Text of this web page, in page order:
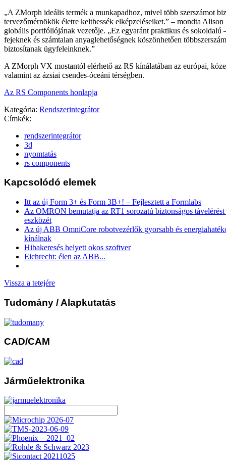
„A ZMorph ideális termék a munkapadhoz, mivel több szerszámot
tervezőmérnökök életre kelthessék elképzeléseiket.” – mondta
globális portfóliójának vezetője. „Ez egyaránt praktikus és sokoldalú
fejeknek és számtalan anyaglehetőségnek köszönhetően
biztosítanak ügyfeleinknek.”
A ZMorph VX mostantól elérhető az RS kínálatában az európai,
valamint az ázsiai csendes-óceáni térségben.
Az RS Components honlapja
Kategória: Rendszerintegrátor
Címkék:
rendszerintegrátor
3d
nyomtatás
rs components
Kapcsolódó elemek
Itt az új Form 3+ és Form 3B+! – Fejlesztett a Formlabs
Az OMRON bemutatja az RT1 sorozatú biztonságos
eszközét
Az új ABB OmniCore robotvezérlők gyorsabb és
kínálnak
Hibakeresés helyett okos szoftver
Eichrecht: élen az ABB...
Vissza a tetejére
Tudomány / Alapkutatás
CAD/CAM
Járműelektronika